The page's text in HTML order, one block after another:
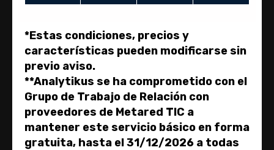
*Estas condiciones, precios y
características pueden modificarse sin
previo aviso.
**Analytikus se ha comprometido con el
Grupo de Trabajo de Relación con
proveedores de Metared TIC a
mantener este servicio básico en forma
gratuita, hasta el 31/12/2026 a todas